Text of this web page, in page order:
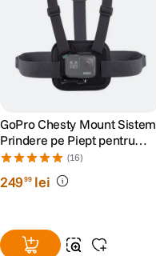
GoPro Chesty Mount Sistem
Prindere pe Piept pentru
Camerele Video GoPro
(16)
24999 lei